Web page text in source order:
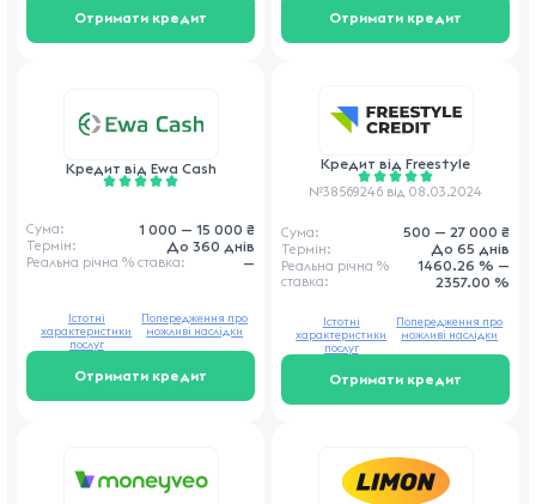
Отримати кредит Отримати кредит
Кредит від Ewa Cash
Сума: 1 000 — 15 000 ₴
Термін: До 360 днів
Реальна річна % ставка: —
Отримати кредит
Істотні
характеристики
послуг
Попередження про
можливі наслідки
Кредит від Freestyle
№38569246 від 08.03.2024
Сума: 500 — 27 000 ₴
Термін: До 65 днів
Реальна річна %
ставка:
1460.26 % —
2357.00 %
Отримати кредит
Істотні
характеристики
послуг
Попередження про
можливі наслідки